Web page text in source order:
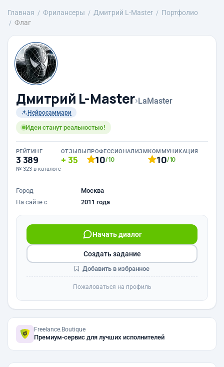
Главная Фрилансеры Дмитрий L-Master
Портфолио
Флаг
Дмитрий L-Master›LaMaster
Нейросаммари
Идеи станут реальностью!
РЕЙТИНГ
3 389
№ 323 в каталоге
ОТЗЫВЫ
35
ПРОФЕССИОНАЛИЗМ
10/10
КОММУНИКАЦИЯ
10/10
Город
Москва
На сайте с
2011 года
Начать диалог
Создать задание
Добавить в избранное
Пожаловаться на профиль
Freelance.Boutique
Премиум-сервис для лучших исполнителей